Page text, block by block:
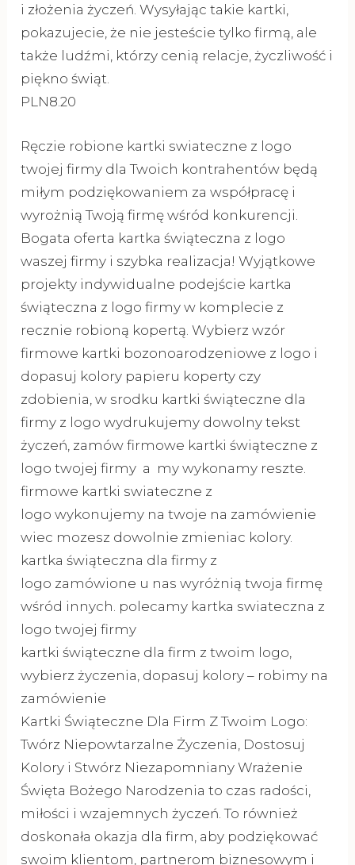
i złożenia życzeń. Wysyłając takie kartki,
pokazujecie, że nie jesteście tylko firmą, ale
także ludźmi, którzy cenią relacje, życzliwość i
piękno świąt.
PLN8.20
Ręczie robione kartki swiateczne z logo
twojej firmy dla Twoich kontrahentów będą
miłym podziękowaniem za współpracę i
wyrożnią Twoją firmę wśród konkurencji.
Bogata oferta kartka świąteczna z logo
waszej firmy i szybka realizacja! Wyjątkowe
projekty indywidualne podejście kartka
świąteczna z logo firmy w komplecie z
recznie robioną kopertą. Wybierz wzór
firmowe kartki bozonoarodzeniowe z logo i
dopasuj kolory papieru koperty czy
zdobienia, w srodku kartki świąteczne dla
firmy z logo wydrukujemy dowolny tekst
życzeń, zamów firmowe kartki świąteczne z
logo twojej firmy a my wykonamy reszte.
firmowe kartki swiateczne z
logo wykonujemy na twoje na zamówienie
wiec mozesz dowolnie zmieniac kolory.
kartka świąteczna dla firmy z
logo zamówione u nas wyróżnią twoja firmę
wśród innych. polecamy kartka swiateczna z
logo twojej firmy
kartki świąteczne dla firm z twoim logo,
wybierz życzenia, dopasuj kolory – robimy na
zamówienie
Kartki Świąteczne Dla Firm Z Twoim Logo:
Twórz Niepowtarzalne Życzenia, Dostosuj
Kolory i Stwórz Niezapomniany Wrażenie
Święta Bożego Narodzenia to czas radości,
miłości i wzajemnych życzeń. To również
doskonała okazja dla firm, aby podziękować
swoim klientom, partnerom biznesowym i